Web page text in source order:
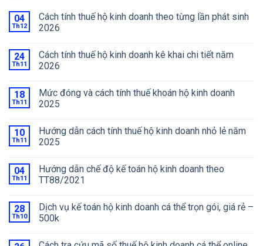
04
Th12
Cách tính thuế hộ kinh doanh theo từng lần phát sinh
2026
24
Th11
Cách tính thuế hộ kinh doanh kê khai chi tiết năm
2026
18
Th11
Mức đóng và cách tính thuế khoán hộ kinh doanh
2025
10
Th11
Hướng dẫn cách tính thuế hộ kinh doanh nhỏ lẻ năm
2025
04
Th11
Hướng dẫn chế độ kế toán hộ kinh doanh theo
TT88/2021
28
Th10
Dịch vụ kế toán hộ kinh doanh cá thể trọn gói, giá rẻ –
500k